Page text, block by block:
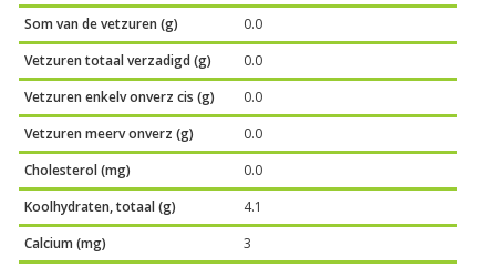
Som van de vetzuren (g)
0.0
Vetzuren totaal verzadigd (g)
0.0
Vetzuren enkelv onverz cis (g)
0.0
Vetzuren meerv onverz (g)
0.0
Cholesterol (mg)
0.0
Koolhydraten, totaal (g)
4.1
Calcium (mg)
3